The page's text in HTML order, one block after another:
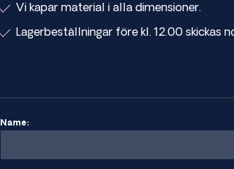
Vi kapar material i alla dimensioner.
Lagerbeställningar före kl. 12.00 skickas
Name: